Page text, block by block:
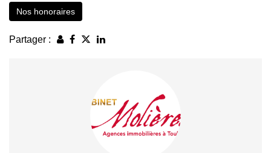
Nos honoraires
Partager :